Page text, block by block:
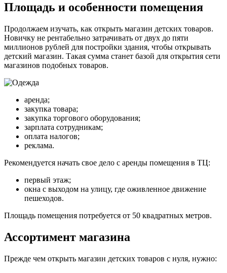
Площадь и особенности помещения
Продолжаем изучать, как открыть магазин детских товаров.
Новичку не рентабельно затрачивать от двух до пяти
миллионов рублей для постройки здания, чтобы открывать
детский магазин. Такая сумма станет базой для открытия сети
магазинов подобных товаров.
аренда;
закупка товара;
закупка торгового оборудования;
зарплата сотрудникам;
оплата налогов;
реклама.
Рекомендуется начать свое дело с аренды помещения в ТЦ:
первый этаж;
окна с выходом на улицу, где оживленное движение
пешеходов.
Площадь помещения потребуется от 50 квадратных метров.
Ассортимент магазина
Прежде чем открыть магазин детских товаров с нуля, нужно: